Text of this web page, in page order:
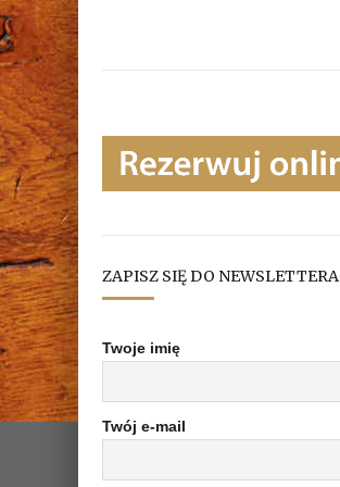
ZAPISZ SIĘ DO NEWSLETTERA
Twoje imię
Twój e-mail